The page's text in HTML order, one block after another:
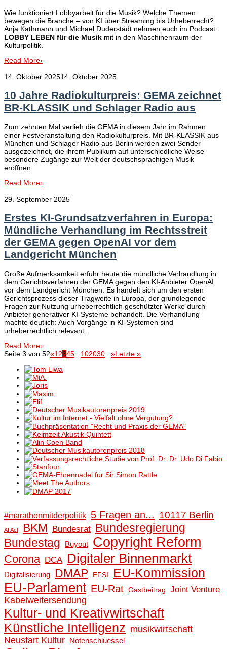
Wie funktioniert Lobbyarbeit für die Musik? Welche Themen
bewegen die Branche – von KI über Streaming bis Urheberrecht?
Anja Kathmann und Michael Duderstädt nehmen euch im Podcast
LOBBY LEBEN für die Musik mit in den Maschinenraum der
Kulturpolitik.
Read More›
14. Oktober 202514. Oktober 2025
10 Jahre Radiokulturpreis: GEMA zeichnet
BR-KLASSIK und Schlager Radio aus
Zum zehnten Mal verlieh die GEMA in diesem Jahr im Rahmen
einer Festveranstaltung den Radiokulturpreis. Mit BR-KLASSIK aus
München und Schlager Radio aus Berlin werden zwei Sender
ausgezeichnet, die ihrem Publikum auf unterschiedliche Weise
besondere Zugänge zur Welt der deutschsprachigen Musik
eröffnen.
Read More›
29. September 2025
Erstes KI-Grundsatzverfahren in Europa:
Mündliche Verhandlung im Rechtsstreit
der GEMA gegen OpenAI vor dem
Landgericht München
Große Aufmerksamkeit erfuhr heute die mündliche Verhandlung in
dem Gerichtsverfahren der GEMA gegen den KI-Anbieter OpenAI
vor dem Landgericht München. Es handelt sich um den ersten
Gerichtsprozess dieser Tragweite in Europa, der grundlegende
Fragen zur Nutzung urheberrechtlich geschützter Werke durch
Anbieter generativer KI-Systeme behandelt. Die Verhandlung
machte deutlich: Auch Vorgänge in KI-Systemen sind
urheberrechtlich relevant.
Read More›
Seite 3 von 52«1 2345 102030 »Letzte »
#marathonmitderpolitik 5 Fragen an... 10117 Berlin
AI Act BKM Bundesrat Bundesregierung
Bundestag
Buyout Copyright Reform
Corona DCA Digitaler Binnenmarkt
Digitalisierung DMAP EFSI EU-Kommission
EU-Parlament EU-Rat Gastbeitrag Joint Venture
Kabelweitersendung
Kultur- und Kreativwirtschaft
Künstliche Intelligenz musikwirtschaft
Neustart Kultur Notenschluessel